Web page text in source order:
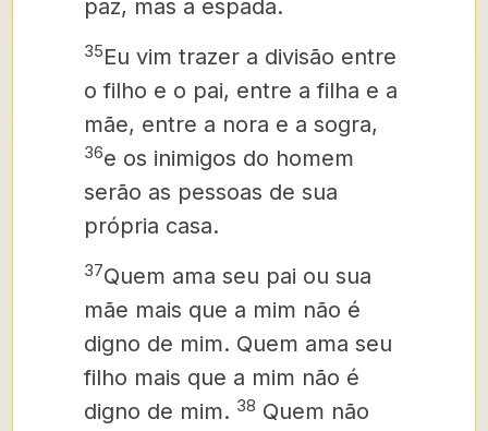
paz, mas a espada.
35Eu vim trazer a divisão entre
o filho e o pai, entre a filha e a
mãe, entre a nora e a sogra,
36e os inimigos do homem
serão as pessoas de sua
própria casa.
37Quem ama seu pai ou sua
mãe mais que a mim não é
digno de mim. Quem ama seu
filho mais que a mim não é
digno de mim. 38 Quem não